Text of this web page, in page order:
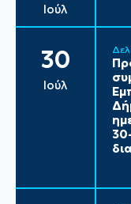
Ιούλ
30
Ιούλ